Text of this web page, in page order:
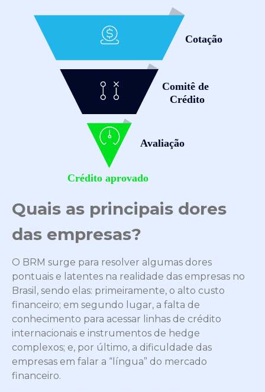
Quais as principais dores
das empresas?
O BRM surge para resolver algumas dores
pontuais e latentes na realidade das empresas no
Brasil, sendo elas: primeiramente, o alto custo
financeiro; em segundo lugar, a falta de
conhecimento para acessar linhas de crédito
internacionais e instrumentos de hedge
complexos; e, por último, a dificuldade das
empresas em falar a “língua” do mercado
financeiro.